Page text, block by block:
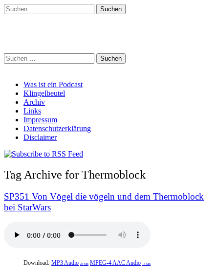
Suchen
nach:
Suchen
nach:
Main
menu
Skip
content
Was ist ein Podcast
Klingelbeutel
Archiv
Links
Impressum
Datenschutzerklärung
Disclaimer
Tag Archive for Thermoblock
SP351 Von Vögel die vögeln und dem Thermoblock
bei StarWars
Download: MP3 Audio 23 MB MPEG-4 AAC Audio 18 MB